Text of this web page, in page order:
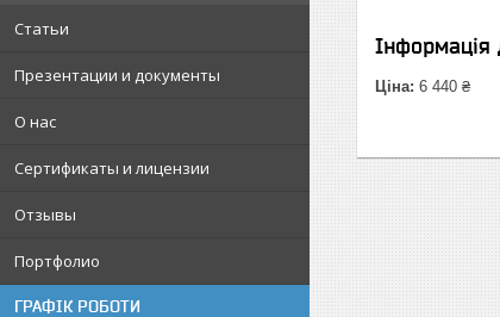
Статьи
Презентации и документы
О нас
Сертификаты и лицензии
Отзывы
Портфолио
ГРАФІК РОБОТИ
Ціна: 6 440 ₴